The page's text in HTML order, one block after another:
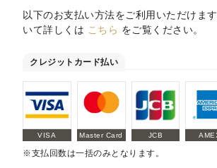
以下のお支払い方法をご利用いただけま
いて詳しくは こちら をご覧ください。
クレジットカード払い
VISA Master Card JCB
※支払回数は一括のみとなります。